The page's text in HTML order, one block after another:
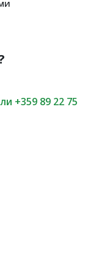
+359 89 22 75